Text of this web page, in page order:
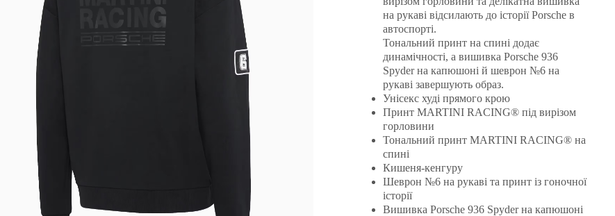
на рукаві відсилають до історії Porsche в
автоспорті.
Тональний принт на спині додає
динамічності, а вишивка Porsche 936
Spyder на капюшоні й шеврон №6 на
рукаві завершують образ.
Унісекс худі прямого крою
Принт MARTINI RACING® під вирізом
горловини
Тональний принт MARTINI RACING® на
спині
Кишеня-кенгуру
Шеврон №6 на рукаві та принт із гоночної
історії
Вишивка Porsche 936 Spyder на капюшоні